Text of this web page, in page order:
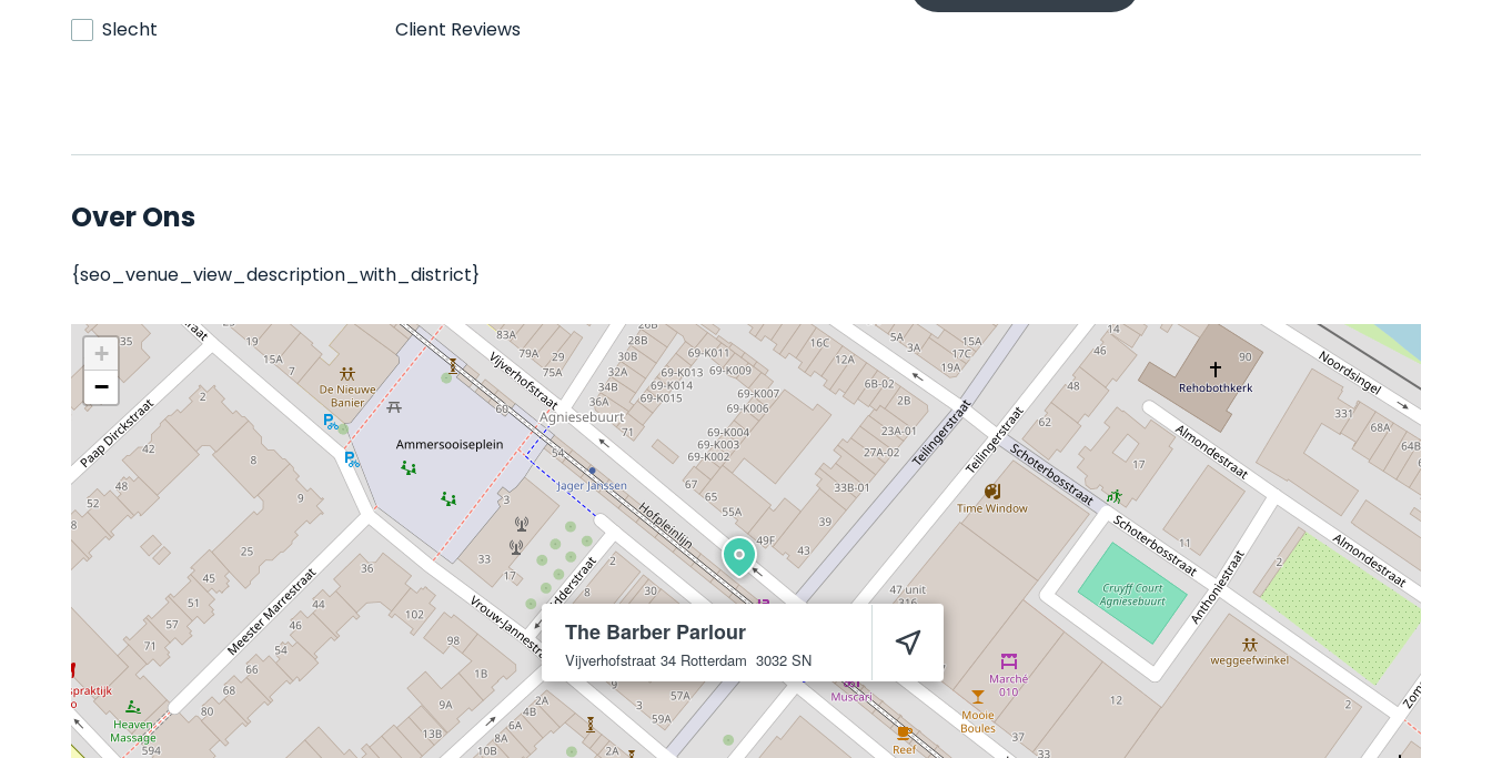
Slecht
Client Reviews
Over Ons
{seo_venue_view_description_with_district}
The Barber Parlour
Vijverhofstraat 34 Rotterdam 3032 SN
+
−